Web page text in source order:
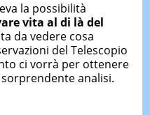
la possibilità
vita al di là del
da vedere cosa
del Telescopio
ci vorrà per ottenere
analisi.